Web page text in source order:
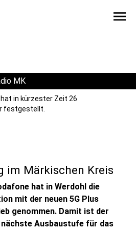
menu
MK
hat in kürzester Zeit 26
festgestellt.
im Märkischen Kreis
hat in Werdohl die
mit der neuen 5G Plus
genommen. Damit ist der
Ausbaustufe für das